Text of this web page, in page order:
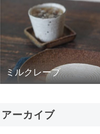
ミルクレープ
アーカイブ